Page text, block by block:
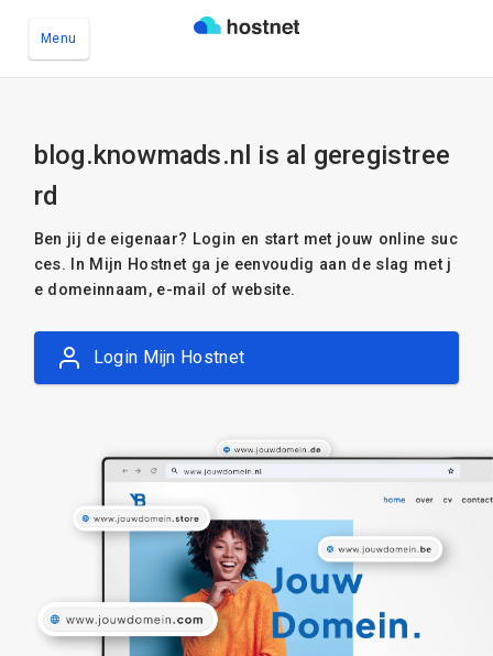
Menu
blog.knowmads.nl is al geregistree
rd
Ben jij de eigenaar? Login en start met jouw online suc
ces. In Mijn Hostnet ga je eenvoudig aan de slag met j
e domeinnaam, e-mail of website.
Login Mijn Hostnet